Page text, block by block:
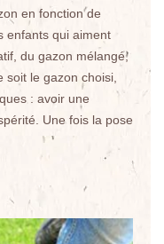
en fonction de
enfants qui aiment
du gazon mélangé,
le gazon choisi,
: avoir une
Une fois la pose